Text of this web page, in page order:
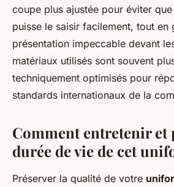
coupe plus ajustée pour éviter
puisse le saisir facilement, tout en
présentation impeccable devant
matériaux utilisés sont souvent
techniquement optimisés pour
standards internationaux de la
Comment entretenir et
durée de vie de cet
Préserver la qualité de votre